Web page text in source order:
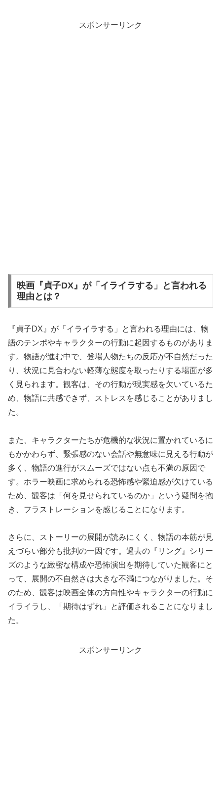
スポンサーリンク
映画『貞子DX』が「イライラする」と言われる
理由とは？
『貞子DX』が「イライラする」と言われる理由には、物
語のテンポやキャラクターの行動に起因するものがありま
す。物語が進む中で、登場人物たちの反応が不自然だった
り、状況に見合わない軽薄な態度を取ったりする場面が多
く見られます。観客は、その行動が現実感を欠いているた
め、物語に共感できず、ストレスを感じることがありまし
た。
また、キャラクターたちが危機的な状況に置かれているに
もかかわらず、緊張感のない会話や無意味に見える行動が
多く、物語の進行がスムーズではない点も不満の原因で
す。ホラー映画に求められる恐怖感や緊迫感が欠けている
ため、観客は「何を見せられているのか」という疑問を抱
き、フラストレーションを感じることになります。
さらに、ストーリーの展開が読みにくく、物語の本筋が見
えづらい部分も批判の一因です。過去の『リング』シリー
ズのような緻密な構成や恐怖演出を期待していた観客にと
って、展開の不自然さは大きな不満につながりました。そ
のため、観客は映画全体の方向性やキャラクターの行動に
イライラし、「期待はずれ」と評価されることになりまし
た。
スポンサーリンク